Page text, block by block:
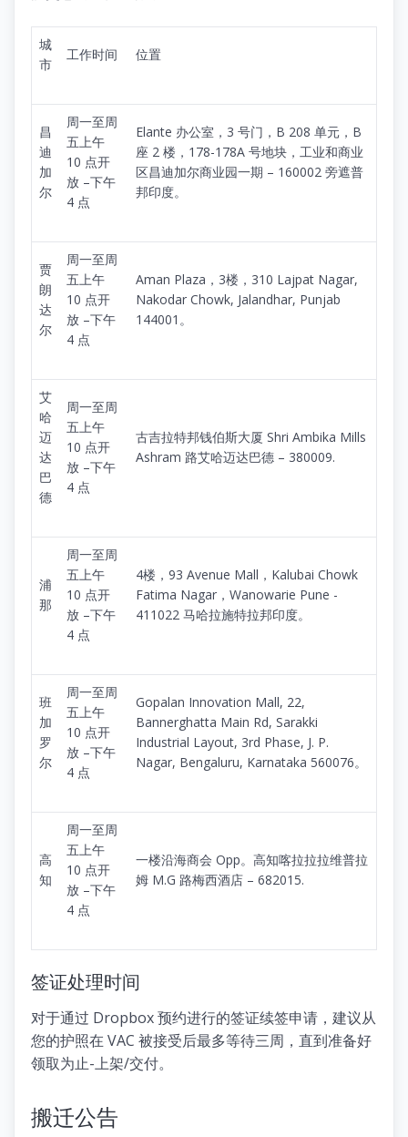
城
市
工作时间 位置
昌
迪
加
尔
周一至周
五上午
10 点开
放 –下午
4 点
Elante 办公室，3 号门，B 208 单元，B
座 2 楼，178-178A 号地块，工业和商业
区昌迪加尔商业园一期 – 160002 旁遮普
邦印度。
贾
朗
达
尔
周一至周
五上午
10 点开
放 –下午
4 点
Aman Plaza，3楼，310 Lajpat Nagar,
Nakodar Chowk, Jalandhar, Punjab
144001。
艾
哈
迈
达
巴
德
周一至周
五上午
10 点开
放 –下午
4 点
古吉拉特邦钱伯斯大厦 Shri Ambika Mills
Ashram 路艾哈迈达巴德 – 380009.
浦
那
周一至周
五上午
10 点开
放 –下午
4 点
4楼，93 Avenue Mall，Kalubai Chowk
Fatima Nagar，Wanowarie Pune -
411022 马哈拉施特拉邦印度。
班
加
罗
尔
周一至周
五上午
10 点开
放 –下午
4 点
Gopalan Innovation Mall, 22,
Bannerghatta Main Rd, Sarakki
Industrial Layout, 3rd Phase, J. P.
Nagar, Bengaluru, Karnataka 560076。
高
知
周一至周
五上午
10 点开
放 –下午
4 点
一楼沿海商会 Opp。高知喀拉拉拉维普拉
姆 M.G 路梅西酒店 – 682015.
签证处理时间
对于通过 Dropbox 预约进行的签证续签申请，建议从
您的护照在 VAC 被接受后最多等待三周，直到准备好
领取为止-上架/交付。
搬迁公告